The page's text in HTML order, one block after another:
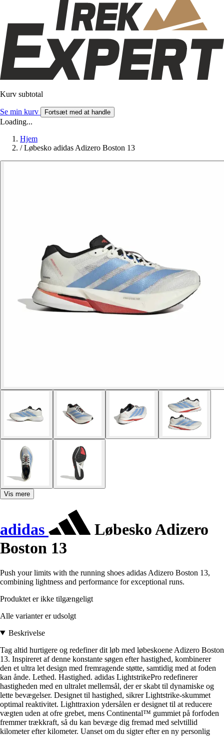
Kurv subtotal
Se min kurv Fortsæt med at handle
Loading...
Hjem
/ Løbesko adidas Adizero Boston 13
Vis mere
adidas
Løbesko Adizero
Boston 13
Push your limits with the running shoes adidas Adizero Boston 13,
combining lightness and performance for exceptional runs.
Produktet er ikke tilgængeligt
Alle varianter er udsolgt
Beskrivelse
Tag altid hurtigere og redefiner dit løb med løbeskoene Adizero Boston
13. Inspireret af denne konstante søgen efter hastighed, kombinerer
den et ultra let design med fremragende støtte, samtidig med at foden
kan ånde. Lethed. Hastighed. adidas LightstrikePro redefinerer
hastigheden med en ultralet mellemsål, der er skabt til dynamiske og
lette bevægelser. Designet til hastighed, sikrer Lightstrike-skummet
optimal reaktivitet. Lighttraxion ydersålen er designet til at reducere
vægten uden at ofre grebet, mens Continental™ gummiet på forfoden
fremmer trækkraft, så du kan bevæge dig fremad med selvtillid
kilometer efter kilometer. Uanset om du sigter efter en ny personlig